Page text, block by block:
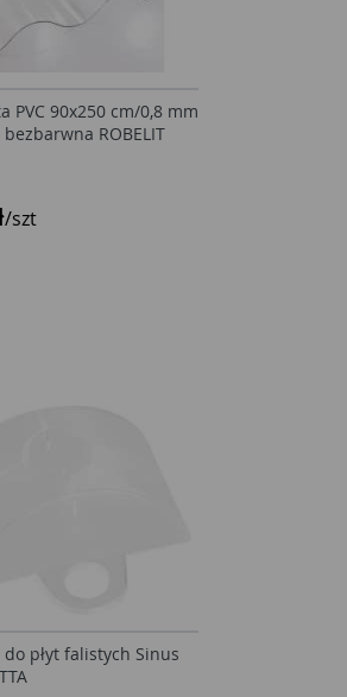
PVC 90x250 cm/0,8 mm
ROBELIT
/szt
do płyt falistych Sinus